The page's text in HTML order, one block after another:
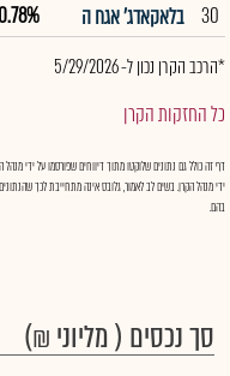
30
בלאקאדג' אגח ה 0.78%
*הרכב הקרן נכון ל- 5/29/2026
כל החזקות הקרן
דף זה כולל גם נתונים שלוקטו מתוך דיווחים שפורסמו על ידי
ידי מנהל הקרן. בשים לב לאמור, גלובס אינה מתחייבת לכך
בהם.
סך נכסים ( מליוני ₪)